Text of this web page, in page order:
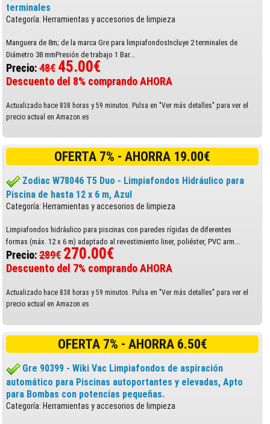
terminales
Categoría: Herramientas y accesorios de limpieza
Manguera de 8m; de la marca Gre para limpiafondosIncluye 2 terminales de
Diámetro 38 mmPresión de trabajo 1 Bar...
Precio:48€ 45.00€
Descuento del 8% comprando AHORA
Actualizado hace 838 horas y 59 minutos. Pulsa en "Ver más detalles" para ver el
precio actual en Amazon.es
OFERTA 7% - AHORRA 19.00€
Zodiac W78046 T5 Duo - Limpiafondos Hidráulico para
Piscina de hasta 12 x 6 m, Azul
Categoría: Herramientas y accesorios de limpieza
Limpiafondos hidráulico para piscinas con paredes rígidas de diferentes
formas (máx. 12 x 6 m) adaptado al revestimiento liner, poliéster, PVC arm...
Precio:289€ 270.00€
Descuento del 7% comprando AHORA
Actualizado hace 838 horas y 59 minutos. Pulsa en "Ver más detalles" para ver el
precio actual en Amazon.es
OFERTA 7% - AHORRA 6.50€
Gre 90399 - Wiki Vac Limpiafondos de aspiración
automático para Piscinas autoportantes y elevadas, Apto
para Bombas con potencias pequeñas.
Categoría: Herramientas y accesorios de limpieza